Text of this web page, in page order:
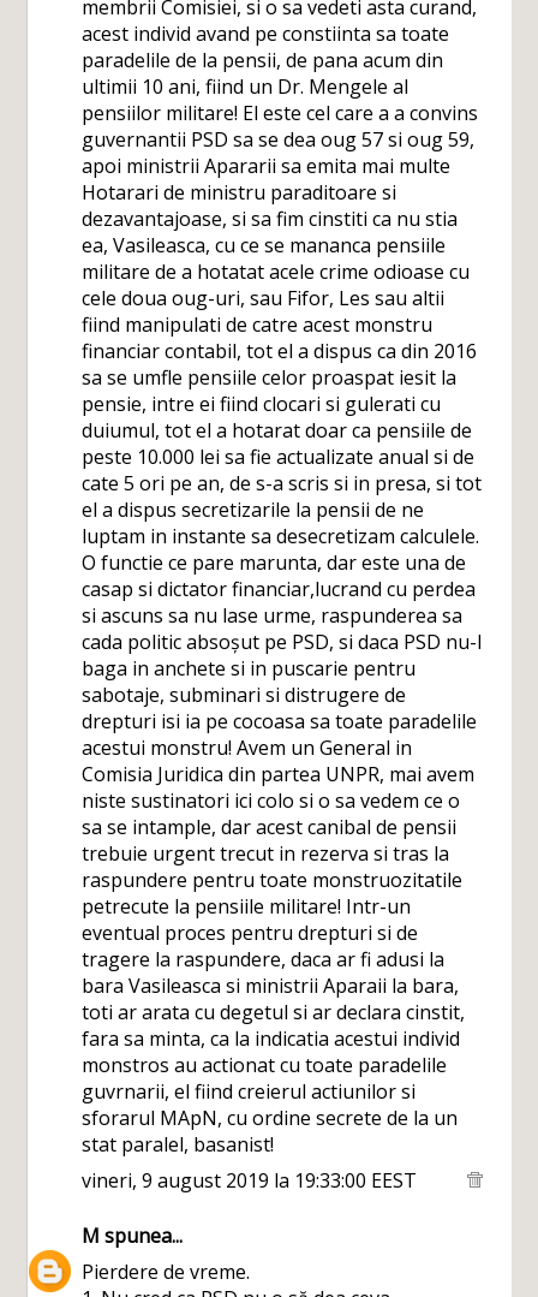
membrii Comisiei, si o sa vedeti asta curand,
acest individ avand pe constiinta sa toate
paradelile de la pensii, de pana acum din
ultimii 10 ani, fiind un Dr. Mengele al
pensiilor militare! El este cel care a a convins
guvernantii PSD sa se dea oug 57 si oug 59,
apoi ministrii Apararii sa emita mai multe
Hotarari de ministru paraditoare si
dezavantajoase, si sa fim cinstiti ca nu stia
ea, Vasileasca, cu ce se mananca pensiile
militare de a hotatat acele crime odioase cu
cele doua oug-uri, sau Fifor, Les sau altii
fiind manipulati de catre acest monstru
financiar contabil, tot el a dispus ca din 2016
sa se umfle pensiile celor proaspat iesit la
pensie, intre ei fiind clocari si gulerati cu
duiumul, tot el a hotarat doar ca pensiile de
peste 10.000 lei sa fie actualizate anual si de
cate 5 ori pe an, de s-a scris si in presa, si tot
el a dispus secretizarile la pensii de ne
luptam in instante sa desecretizam calculele.
O functie ce pare marunta, dar este una de
casap si dictator financiar,lucrand cu perdea
si ascuns sa nu lase urme, raspunderea sa
cada politic absoșut pe PSD, si daca PSD nu-l
baga in anchete si in puscarie pentru
sabotaje, subminari si distrugere de
drepturi isi ia pe cocoasa sa toate paradelile
acestui monstru! Avem un General in
Comisia Juridica din partea UNPR, mai avem
niste sustinatori ici colo si o sa vedem ce o
sa se intample, dar acest canibal de pensii
trebuie urgent trecut in rezerva si tras la
raspundere pentru toate monstruozitatile
petrecute la pensiile militare! Intr-un
eventual proces pentru drepturi si de
tragere la raspundere, daca ar fi adusi la
bara Vasileasca si ministrii Aparaii la bara,
toti ar arata cu degetul si ar declara cinstit,
fara sa minta, ca la indicatia acestui individ
monstros au actionat cu toate paradelile
guvrnarii, el fiind creierul actiunilor si
sforarul MApN, cu ordine secrete de la un
stat paralel, basanist!
vineri, 9 august 2019 la 19:33:00 EEST
M spunea...
Pierdere de vreme.